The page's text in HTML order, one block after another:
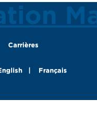
Carrières
Français